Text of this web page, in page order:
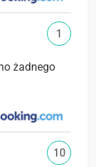
żadnego
1
10